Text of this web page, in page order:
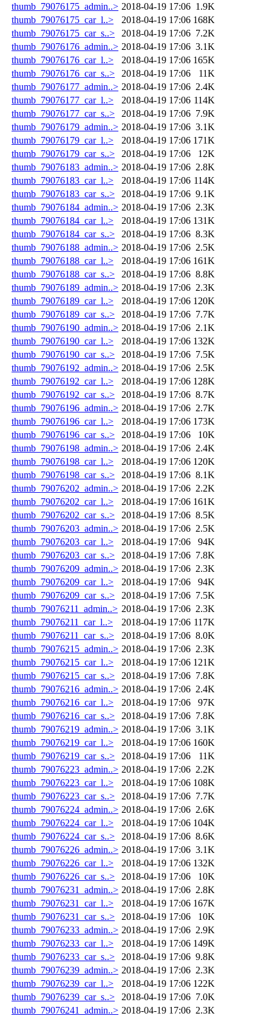
thumb_79076175_admin..> 2018-04-19 17:06 1.9K
thumb_79076175_car_l..>
2018-04-19 17:06 168K
thumb_79076175_car_s..>
2018-04-19 17:06 7.2K
thumb_79076176_admin..> 2018-04-19 17:06 3.1K
thumb_79076176_car_l..>
2018-04-19 17:06 165K
thumb_79076176_car_s..>
2018-04-19 17:06
11K
thumb_79076177_admin..> 2018-04-19 17:06 2.4K
thumb_79076177_car_l..>
2018-04-19 17:06 114K
thumb_79076177_car_s..>
2018-04-19 17:06 7.9K
thumb_79076179_admin..> 2018-04-19 17:06 3.1K
thumb_79076179_car_l..>
2018-04-19 17:06 171K
thumb_79076179_car_s..>
2018-04-19 17:06
12K
thumb_79076183_admin..> 2018-04-19 17:06 2.8K
thumb_79076183_car_l..>
2018-04-19 17:06 114K
thumb_79076183_car_s..>
2018-04-19 17:06 9.1K
thumb_79076184_admin..> 2018-04-19 17:06 2.3K
thumb_79076184_car_l..>
2018-04-19 17:06 131K
thumb_79076184_car_s..>
2018-04-19 17:06 8.3K
thumb_79076188_admin..> 2018-04-19 17:06 2.5K
thumb_79076188_car_l..>
2018-04-19 17:06 161K
thumb_79076188_car_s..>
2018-04-19 17:06 8.8K
thumb_79076189_admin..> 2018-04-19 17:06 2.3K
thumb_79076189_car_l..>
2018-04-19 17:06 120K
thumb_79076189_car_s..>
2018-04-19 17:06 7.7K
thumb_79076190_admin..> 2018-04-19 17:06 2.1K
thumb_79076190_car_l..>
2018-04-19 17:06 132K
thumb_79076190_car_s..>
2018-04-19 17:06 7.5K
thumb_79076192_admin..> 2018-04-19 17:06 2.5K
thumb_79076192_car_l..>
2018-04-19 17:06 128K
thumb_79076192_car_s..>
2018-04-19 17:06 8.7K
thumb_79076196_admin..> 2018-04-19 17:06 2.7K
thumb_79076196_car_l..>
2018-04-19 17:06 173K
thumb_79076196_car_s..>
2018-04-19 17:06
10K
thumb_79076198_admin..> 2018-04-19 17:06 2.4K
thumb_79076198_car_l..>
2018-04-19 17:06 120K
thumb_79076198_car_s..>
2018-04-19 17:06 8.1K
thumb_79076202_admin..> 2018-04-19 17:06 2.2K
thumb_79076202_car_l..>
2018-04-19 17:06 161K
thumb_79076202_car_s..>
2018-04-19 17:06 8.5K
thumb_79076203_admin..> 2018-04-19 17:06 2.5K
thumb_79076203_car_l..>
2018-04-19 17:06
94K
thumb_79076203_car_s..>
2018-04-19 17:06 7.8K
thumb_79076209_admin..> 2018-04-19 17:06 2.3K
thumb_79076209_car_l..>
2018-04-19 17:06
94K
thumb_79076209_car_s..>
2018-04-19 17:06 7.5K
thumb_79076211_admin..> 2018-04-19 17:06 2.3K
thumb_79076211_car_l..>
2018-04-19 17:06 117K
thumb_79076211_car_s..>
2018-04-19 17:06 8.0K
thumb_79076215_admin..> 2018-04-19 17:06 2.3K
thumb_79076215_car_l..>
2018-04-19 17:06 121K
thumb_79076215_car_s..>
2018-04-19 17:06 7.8K
thumb_79076216_admin..> 2018-04-19 17:06 2.4K
thumb_79076216_car_l..>
2018-04-19 17:06
97K
thumb_79076216_car_s..>
2018-04-19 17:06 7.8K
thumb_79076219_admin..> 2018-04-19 17:06 3.1K
thumb_79076219_car_l..>
2018-04-19 17:06 160K
thumb_79076219_car_s..>
2018-04-19 17:06
11K
thumb_79076223_admin..> 2018-04-19 17:06 2.2K
thumb_79076223_car_l..>
2018-04-19 17:06 108K
thumb_79076223_car_s..>
2018-04-19 17:06 7.7K
thumb_79076224_admin..> 2018-04-19 17:06 2.6K
thumb_79076224_car_l..>
2018-04-19 17:06 104K
thumb_79076224_car_s..>
2018-04-19 17:06 8.6K
thumb_79076226_admin..> 2018-04-19 17:06 3.1K
thumb_79076226_car_l..>
2018-04-19 17:06 132K
thumb_79076226_car_s..>
2018-04-19 17:06
10K
thumb_79076231_admin..> 2018-04-19 17:06 2.8K
thumb_79076231_car_l..>
2018-04-19 17:06 167K
thumb_79076231_car_s..>
2018-04-19 17:06
10K
thumb_79076233_admin..> 2018-04-19 17:06 2.9K
thumb_79076233_car_l..>
2018-04-19 17:06 149K
thumb_79076233_car_s..>
2018-04-19 17:06 9.8K
thumb_79076239_admin..> 2018-04-19 17:06 2.3K
thumb_79076239_car_l..>
2018-04-19 17:06 122K
thumb_79076239_car_s..>
2018-04-19 17:06 7.0K
thumb_79076241_admin..> 2018-04-19 17:06 2.3K